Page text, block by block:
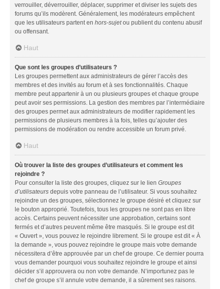
verrouiller, déverrouiller, déplacer, supprimer et diviser les sujets des
forums qu’ils modèrent. Généralement, les modérateurs empêchent
que les utilisateurs partent en hors-sujetou publient du contenu abusif
ou offensant.
Haut
Que sont les groupes d’utilisateurs ?
Les groupes permettent aux administrateurs de gérer l’accès des
membres et des invités au forum et à ses fonctionnalités. Chaque
membre peut appartenir à un ou plusieurs groupes et chaque groupe
peut avoir ses permissions. La gestion des membres par l’intermédiaire
des groupes permet aux administrateurs de modifier rapidement les
permissions de plusieurs membres à la fois, telles qu’ajouter des
permissions de modération ou rendre accessible un forum privé.
Haut
Où trouver la liste des groupes d’utilisateurs et comment les
rejoindre ?
Pour consulter la liste des groupes, cliquez sur le lien Groupes
d’utilisateurs depuis votre panneau de l’utilisateur. Si vous souhaitez
rejoindre un des groupes, sélectionnez le groupe désiré et cliquez sur
le bouton approprié. Toutefois, tous les groupes ne sont pas en libre
accès. Certains peuvent nécessiter une approbation, certains sont
fermés et d’autres peuvent même être masqués. Si le groupe est dit
« Ouvert », vous pouvez le rejoindre librement. Si le groupe est dit « À
la demande », vous pouvez rejoindre le groupe mais votre demande
nécessitera d’être approuvée par un chef de groupe. Ce dernier pourra
vous demander pourquoi vous souhaitez rejoindre le groupe et ainsi
décider s’il approuvera ou non votre demande. N’importunez pas le
chef de groupe s’il annule votre demande, il a sûrement ses raisons.